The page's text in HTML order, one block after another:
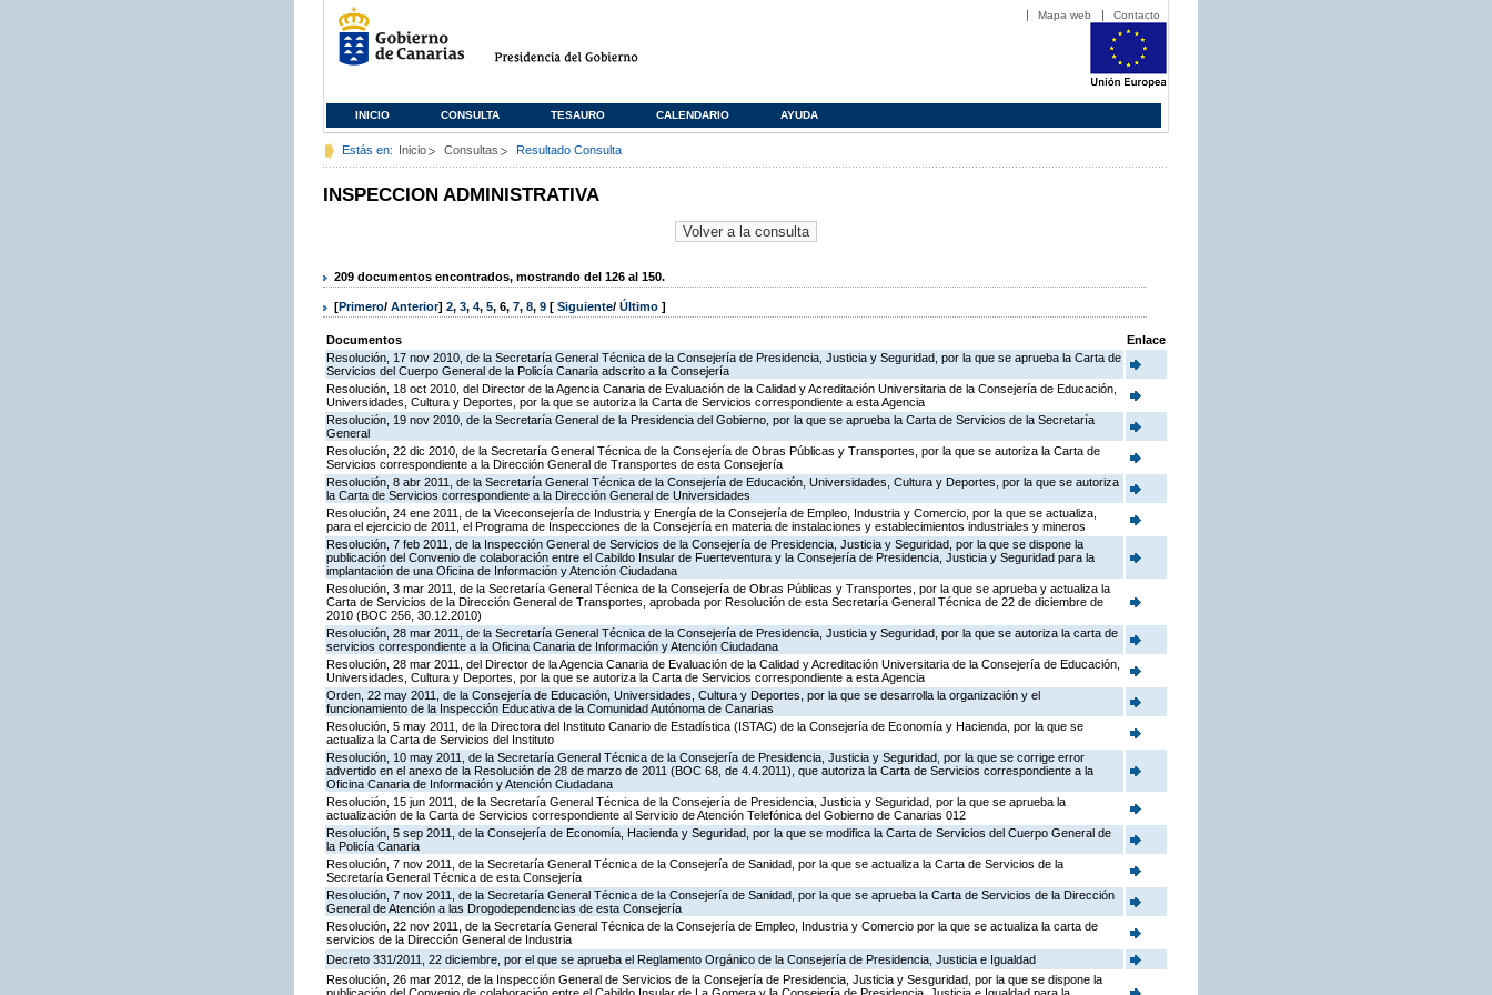
Mapa web Contacto
INICIO CONSULTA TESAURO CALENDARIO AYUDA
Estás en: Inicio Consultas Resultado Consulta
INSPECCION ADMINISTRATIVA
209 documentos encontrados, mostrando del 126 al 150.
[Primero/ Anterior] 2, 3, 4, 5, 6, 7, 8, 9 [ Siguiente/ Último ]
Documentos
Enlace
Resolución, 17 nov 2010, de la Secretaría General Técnica de la Consejería de Presidencia, Justicia y Seguridad, por la que se aprueba la Carta de
Servicios del Cuerpo General de la Policía Canaria adscrito a la Consejería
Resolución, 18 oct 2010, del Director de la Agencia Canaria de Evaluación de la Calidad y Acreditación Universitaria de la Consejería de Educación,
Universidades, Cultura y Deportes, por la que se autoriza la Carta de Servicios correspondiente a esta Agencia
Resolución, 19 nov 2010, de la Secretaría General de la Presidencia del Gobierno, por la que se aprueba la Carta de Servicios de la Secretaría
General
Resolución, 22 dic 2010, de la Secretaría General Técnica de la Consejería de Obras Públicas y Transportes, por la que se autoriza la Carta de
Servicios correspondiente a la Dirección General de Transportes de esta Consejería
Resolución, 8 abr 2011, de la Secretaría General Técnica de la Consejería de Educación, Universidades, Cultura y Deportes, por la que se autoriza
la Carta de Servicios correspondiente a la Dirección General de Universidades
Resolución, 24 ene 2011, de la Viceconsejería de Industria y Energía de la Consejería de Empleo, Industria y Comercio, por la que se actualiza,
para el ejercicio de 2011, el Programa de Inspecciones de la Consejería en materia de instalaciones y establecimientos industriales y mineros
Resolución, 7 feb 2011, de la Inspección General de Servicios de la Consejería de Presidencia, Justicia y Seguridad, por la que se dispone la
publicación del Convenio de colaboración entre el Cabildo Insular de Fuerteventura y la Consejería de Presidencia, Justicia y Seguridad para la
implantación de una Oficina de Información y Atención Ciudadana
Resolución, 3 mar 2011, de la Secretaría General Técnica de la Consejería de Obras Públicas y Transportes, por la que se aprueba y actualiza la
Carta de Servicios de la Dirección General de Transportes, aprobada por Resolución de esta Secretaría General Técnica de 22 de diciembre de
2010 (BOC 256, 30.12.2010)
Resolución, 28 mar 2011, de la Secretaría General Técnica de la Consejería de Presidencia, Justicia y Seguridad, por la que se autoriza la carta de
servicios correspondiente a la Oficina Canaria de Información y Atención Ciudadana
Resolución, 28 mar 2011, del Director de la Agencia Canaria de Evaluación de la Calidad y Acreditación Universitaria de la Consejería de Educación,
Universidades, Cultura y Deportes, por la que se autoriza la Carta de Servicios correspondiente a esta Agencia
Orden, 22 may 2011, de la Consejería de Educación, Universidades, Cultura y Deportes, por la que se desarrolla la organización y el
funcionamiento de la Inspección Educativa de la Comunidad Autónoma de Canarias
Resolución, 5 may 2011, de la Directora del Instituto Canario de Estadística (ISTAC) de la Consejería de Economía y Hacienda, por la que se
actualiza la Carta de Servicios del Instituto
Resolución, 10 may 2011, de la Secretaría General Técnica de la Consejería de Presidencia, Justicia y Seguridad, por la que se corrige error
advertido en el anexo de la Resolución de 28 de marzo de 2011 (BOC 68, de 4.4.2011), que autoriza la Carta de Servicios correspondiente a la
Oficina Canaria de Información y Atención Ciudadana
Resolución, 15 jun 2011, de la Secretaría General Técnica de la Consejería de Presidencia, Justicia y Seguridad, por la que se aprueba la
actualización de la Carta de Servicios correspondiente al Servicio de Atención Telefónica del Gobierno de Canarias 012
Resolución, 5 sep 2011, de la Consejería de Economía, Hacienda y Seguridad, por la que se modifica la Carta de Servicios del Cuerpo General de
la Policía Canaria
Resolución, 7 nov 2011, de la Secretaría General Técnica de la Consejería de Sanidad, por la que se actualiza la Carta de Servicios de la
Secretaría General Técnica de esta Consejería
Resolución, 7 nov 2011, de la Secretaría General Técnica de la Consejería de Sanidad, por la que se aprueba la Carta de Servicios de la Dirección
General de Atención a las Drogodependencias de esta Consejería
Resolución, 22 nov 2011, de la Secretaría General Técnica de la Consejería de Empleo, Industria y Comercio por la que se actualiza la carta de
servicios de la Dirección General de Industria
Decreto 331/2011, 22 diciembre, por el que se aprueba el Reglamento Orgánico de la Consejería de Presidencia, Justicia e Igualdad
Resolución, 26 mar 2012, de la Inspección General de Servicios de la Consejería de Presidencia, Justicia y Sesguridad, por la que se dispone la